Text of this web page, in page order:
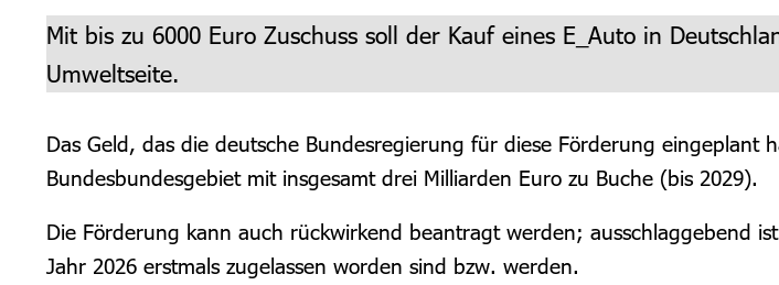
Mit bis zu 6000 Euro Zuschuss soll der Kauf eines E_Auto in
Umweltseite.
Das Geld, das die deutsche Bundesregierung für diese Förderung eingeplant
Bundesbundesgebiet mit insgesamt drei Milliarden Euro zu Buche (bis 2029).
Die Förderung kann auch rückwirkend beantragt werden; ausschlaggebend
Jahr 2026 erstmals zugelassen worden sind bzw. werden.